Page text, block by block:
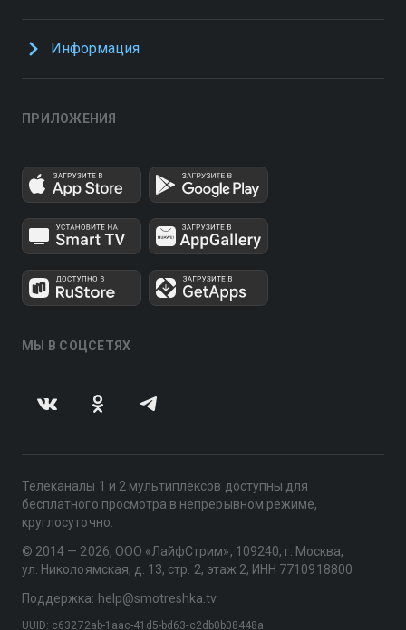
Информация
ПРИЛОЖЕНИЯ
МЫ В СОЦСЕТЯХ
Телеканалы 1 и 2 мультиплексов доступны для
бесплатного просмотра в непрерывном режиме,
круглосуточно.
© 2014 — 2026, ООО «ЛайфСтрим», 109240, г. Москва,
ул. Николоямская, д. 13, стр. 2, этаж 2, ИНН 7710918800
Поддержка: help@smotreshka.tv
UUID: c63272ab-1aac-41d5-bd63-c2db0b08448a